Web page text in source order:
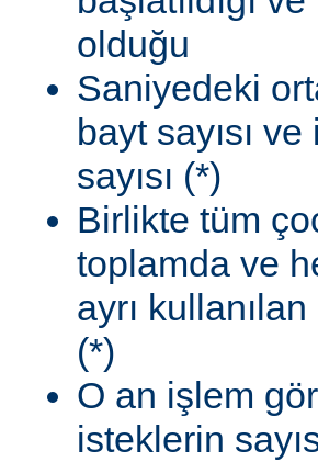
olduğu
Saniyedeki
bayt sayısı
sayısı (*)
Birlikte tüm
toplamda ve
ayrı
(*)
O an işlem
isteklerin